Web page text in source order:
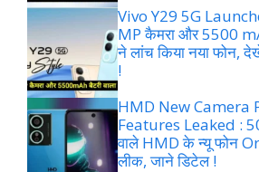
Vivo Y29 5G
MP कैमरा और 5500
ने लांच किया नया फोन,
!
HMD New Camera
Features Leaked :
वाले HMD के न्यू फोन
लीक, जाने डिटेल !